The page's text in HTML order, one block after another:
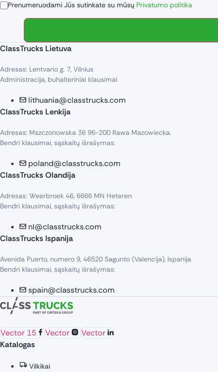
Prenumeruodami Jūs sutinkate su mūsų Privatumo politika
ClassTrucks Lietuva
Adresas: Lentvario g. 7, Vilnius
Administracija, buhalteriniai klausimai
lithuania@classtrucks.com
ClassTrucks Lenkija​
Adresas: Mszczonowska 36 96-200 Rawa Mazowiecka.
Bendri klausimai, sąskaitų išrašymas:
poland@classtrucks.com
ClassTrucks Olandija​
Adresas: Weerbroek 46, 6666 MN Heteren
Bendri klausimai, sąskaitų išrašymas:
nl@classtrucks.com
ClassTrucks Ispanija
Avenida Puerto, numero 9, 46520 Sagunto (Valencija), Ispanija
Bendri klausimai, sąskaitų išrašymas:
spain@classtrucks.com
Vector 15 Vector
Vector
Katalogas
Vilkikai